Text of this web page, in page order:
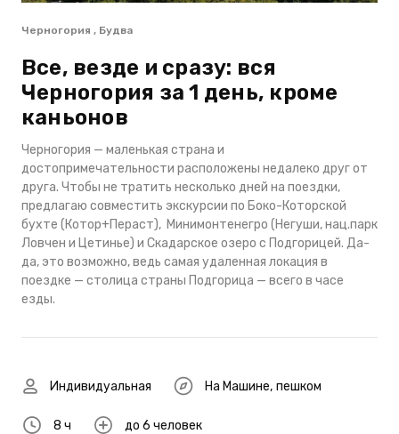
Черногория , Будва
Все, везде и сразу: вся
Черногория за 1 день, кроме
каньонов
Черногория — маленькая страна и
достопримечательности расположены недалеко друг от
друга. Чтобы не тратить несколько дней на поездки,
предлагаю совместить экскурсии по Боко-Которской
бухте (Котор+Пераст), Минимонтенегро (Негуши, нац.парк
Ловчен и Цетинье) и Скадарское озеро с Подгорицей. Да-
да, это возможно, ведь самая удаленная локация в
поездке — столица страны Подгорица — всего в часе
езды.
Индивидуальная На Машине, пешком
8 ч до 6 человек